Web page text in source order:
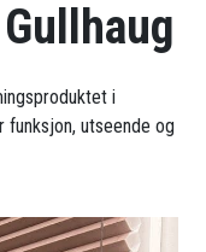
i
funksjon, utseende og